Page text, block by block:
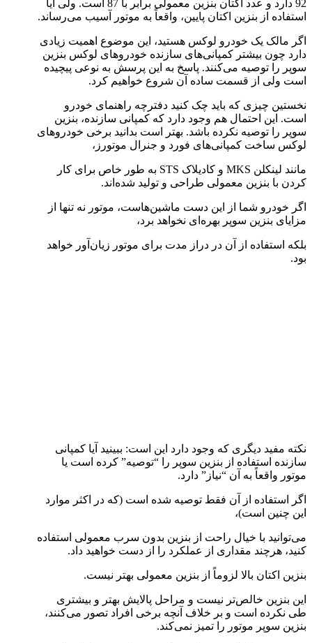
92 دارد و عدد اکتان بنزین معمولی برابر با 87 است. ولی آیا
استفاده از بنزین اکتان پایین‌، واقعاً به موتور آسیب می‌رساند.
اگر مالک یک خودرو لوکس هستید، این موضوع اهمیت زیادی
دارد چون بیشتر کمپانی‌های سازنده خودروهای لوکس بنزین
سوپر را توصیه می‌کنند. پاسخ به این پرسش به نوعی پیچیده
است ولی از قسمت ساده آن شروع خواهیم کرد.
نخستین چیزی که باید چک کنید دفترچه راهنمای خودرو
است. این احتمال هم وجود دارد که کمپانی سازنده، بنزین
سوپر را توصیه نکرده باشد. بهتر است بدانید برخی خودروهای
لوکس ساخت کمپانی‌های فورد و جنرال موتورز،
مانند لینکلن MKS و کادیلاک STS به طور خاص برای کار
کردن با بنزین معمولی طراحی و تولید شده‌اند.
اگر خودرو شما از این دست ماشین‌هاست، موتور نه تنها از
مزایای بنزین سوپر بهره‌ای نخواهد برد،
بلکه استفاده از آن در دراز مدت برای موتور زیان‌آور خواهد
بود.
نکته مفید دیگری که وجود دارد این است: ببینید آیا کمپانی
سازنده استفاده از بنزین سوپر را “توصیه” کرده است یا
موتور واقعاً به آن “نیاز” دارد.
اگر استفاده از آن فقط توصیه شده است (که در اکثر موارد
این چنین است)،
می‌توانید با خیال راحت از بنزین بدون سرب معمولی استفاده
کنید، هرچند مقداری از عملکرد را از دست خواهید داد.
بنزین اکتان بالا لزوماً از بنزین معمولی بهتر نیست.
این بنزین خالص‌تر نیست و مراحل پالایش بهتر و بیشتری
طی نکرده است و بر خلاف آنچه برخی افراد تصور می‌کنند،
بنزین سوپر موتور را تمیز نمی‌کند.